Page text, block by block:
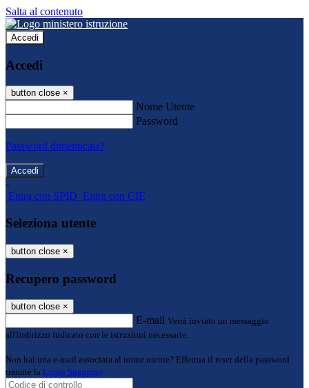
Salta al contenuto
Accedi
Accedi
button close ×
Nome Utente
Password
Password dimenticata?
-
Entra con SPID Entra con CIE
Seleziona utente
button close ×
Recupero password
button close ×
E-mail Verrà inviato un messaggio
all'indirizzo indicato con le istruzioni necessarie.
Non hai una e-mail associata al nome utente? Effettua il reset della password
tramite la Login Spaggiari